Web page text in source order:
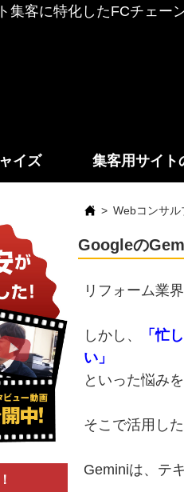
集客に特化したFCチェー
イズ 集客用サイト
Webコンサル
Googleの
リフォーム業
しかし、
「忙
い」
といった悩み
そこで活用した
Geminiは、テ